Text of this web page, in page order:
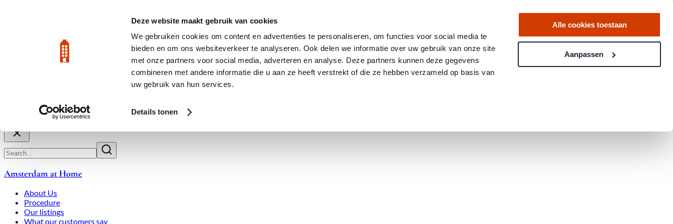
Deze website maakt gebruik van cookies
We gebruiken cookies om content en advertenties te personaliseren, om functies voor social media te
bieden en om ons websiteverkeer te analyseren. Ook delen we informatie over uw gebruik van onze site
met onze partners voor social media, adverteren en analyse. Deze partners kunnen deze gegevens
combineren met andere informatie die u aan ze heeft verstrekt of die ze hebben verzameld op basis van
uw gebruik van hun services.
Details tonen
Alle cookies toestaan
Aanpassen
Amsterdam at Home
About Us
Procedure
Our listings
What our customers say